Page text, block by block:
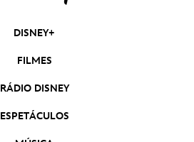
DISNEY+
FILMES
RÁDIO DISNEY
ESPETÁCULOS